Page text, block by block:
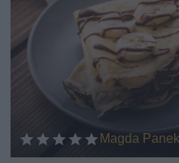
Magda Panek
w
ń
sk